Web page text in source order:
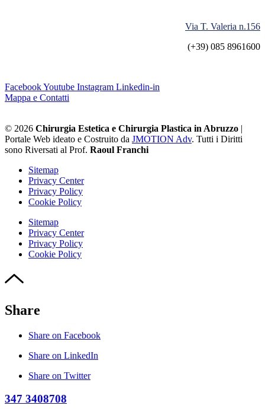
Via T. Valeria n.156
(+39) 085 8961600
FacebookYoutube Instagram Linkedin-in
Mappa e Contatti
© 2026 Chirurgia Estetica e Chirurgia Plastica in Abruzzo |
Portale Web ideato e Costruito da JMOTION Adv. Tutti i Diritti
sono Riversati al Prof. Raoul Franchi
Sitemap
Privacy Center
Privacy Policy
Cookie Policy
Sitemap
Privacy Center
Privacy Policy
Cookie Policy
Share
Share on Facebook
Share on LinkedIn
Share on Twitter
347 3408708